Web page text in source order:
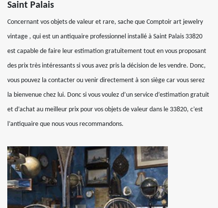
Saint Palais
Concernant vos objets de valeur et rare, sache que Comptoir art jewelry
vintage , qui est un antiquaire professionnel installé à Saint Palais 33820
est capable de faire leur estimation gratuitement tout en vous proposant
des prix très intéressants si vous avez pris la décision de les vendre. Donc,
vous pouvez la contacter ou venir directement à son siège car vous serez
la bienvenue chez lui. Donc si vous voulez d’un service d’estimation gratuit
et d’achat au meilleur prix pour vos objets de valeur dans le 33820, c’est
l’antiquaire que nous vous recommandons.